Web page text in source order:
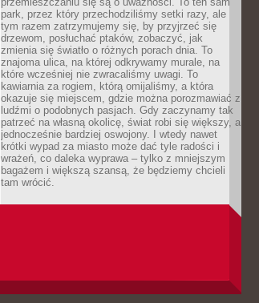
park, przez który przechodziliśmy setki razy, ale
tym razem zatrzymujemy się, by przyjrzeć się
drzewom, posłuchać ptaków, zobaczyć, jak
zmienia się światło o różnych porach dnia. To
znajoma ulica, na której odkrywamy murale, na
które wcześniej nie zwracaliśmy uwagi. To
kawiarnia za rogiem, którą omijaliśmy, a która
okazuje się miejscem, gdzie można porozmawiać z
ludźmi o podobnych pasjach. Gdy zaczynamy tak
patrzeć na własną okolicę, świat robi się większy, a
jednocześnie bardziej oswojony. I wtedy nawet
krótki wypad za miasto może dać tyle radości i
wrażeń, co daleka wyprawa – tylko z mniejszym
bagażem i większą szansą, że będziemy chcieli
tam wrócić.